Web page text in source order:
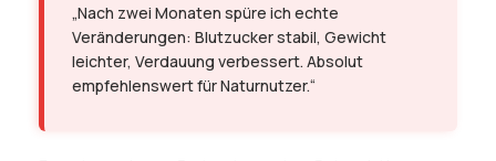
„Nach zwei Monaten spüre ich echte
Veränderungen: Blutzucker stabil, Gewicht
leichter, Verdauung verbessert. Absolut
empfehlenswert für Naturnutzer.“